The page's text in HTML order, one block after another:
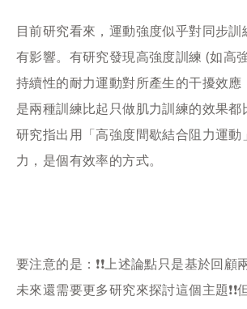
目前研究看來，運動強度似乎對同步訓
有影響。有研究發現高強度訓練 (如高
持續性的耐力運動對所產生的干擾效應
是兩種訓練比起只做肌力訓練的效果
研究指出用「高強度間歇結合阻力運動
力，是個有效率的方式。​
要注意的是：❗️❗️上述論點只是基於回顧
未來還需要更多研究來探討這個主題